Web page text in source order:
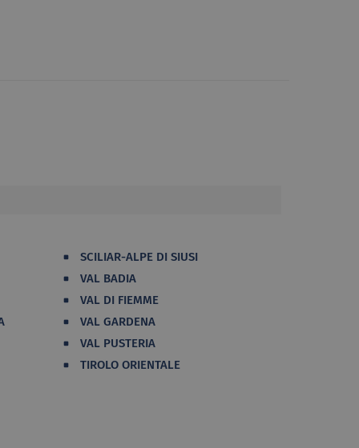
SCILIAR-ALPE DI SIUSI
VAL BADIA
VAL DI FIEMME
VAL GARDENA
VAL PUSTERIA
TIROLO ORIENTALE